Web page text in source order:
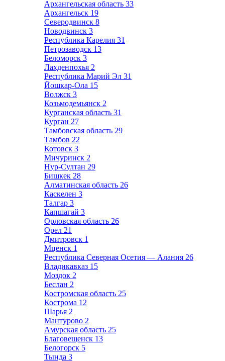
Архангельская область 33
Архангельск 19
Северодвинск 8
Новодвинск 3
Республика Карелия 31
Петрозаводск 13
Беломорск 3
Лахденпохья 2
Республика Марий Эл 31
Йошкар-Ола 15
Волжск 3
Козьмодемьянск 2
Курганская область 31
Курган 27
Тамбовская область 29
Тамбов 22
Котовск 3
Мичуринск 2
Нур-Султан 29
Бишкек 28
Алматинская область 26
Каскелен 3
Талгар 3
Капшагай 3
Орловская область 26
Орел 21
Дмитровск 1
Мценск 1
Республика Северная Осетия — Алания 26
Владикавказ 15
Моздок 2
Беслан 2
Костромская область 25
Кострома 12
Шарья 2
Мантурово 2
Амурская область 25
Благовещенск 13
Белогорск 5
Тында 3